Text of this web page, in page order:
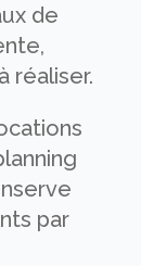
de
réaliser.
par